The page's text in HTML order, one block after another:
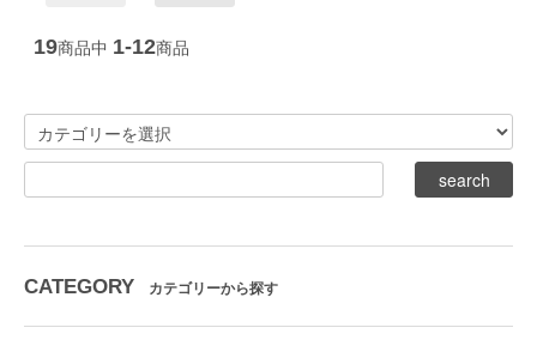
19商品中 1-12商品
CATEGORY カテゴリーから探す